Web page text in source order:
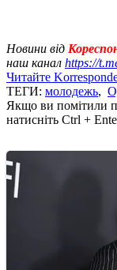
Новини від
наш канал https://
Читайте
ТЕГИ: молодежь,
Якщо ви помітили
натисніть Ctrl +